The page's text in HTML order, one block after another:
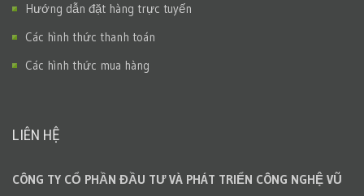
Hướng dẫn đặt hàng trực tuyến
Các hình thức thanh toán
Các hình thức mua hàng
LIÊN HỆ
CÔNG TY CỔ PHẦN ĐẦU TƯ VÀ PHÁT TRIỂN CÔNG NGHỆ VŨ